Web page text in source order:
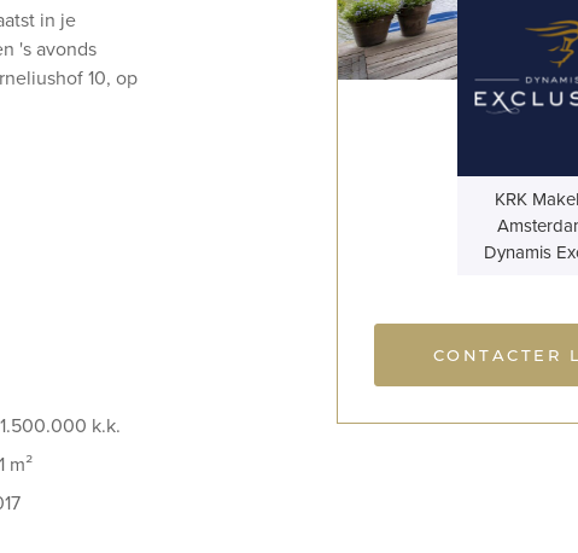
in je
's avonds
10, op
de overzijde.
De
luxe, warme
zijdeur naar
een royale
k.k.
m²
KRK
Dynamis
CONTACTER